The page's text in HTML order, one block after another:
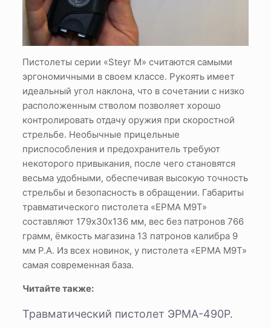
Пистолеты серии «Steyr M» считаются самыми
эргономичными в своем классе. Рукоять имеет
идеальный угол наклона, что в сочетании с низко
расположенным стволом позволяет хорошо
контролировать отдачу оружия при скоростной
стрельбе. Необычные прицельные
приспособления и предохранитель требуют
некоторого привыкания, после чего становятся
весьма удобными, обеспечивая высокую точность
стрельбы и безопасность в обращении. Габариты
травматического пистолета «ЕРМА М9Т»
составляют 179х30х136 мм, вес без патронов 766
грамм, ёмкость магазина 13 патронов калибра 9
мм P.A. Из всех новинок, у пистолета «ЕРМА М9Т»
самая современная база.
Читайте также:
Травматический пистолет ЭРМА-490Р.